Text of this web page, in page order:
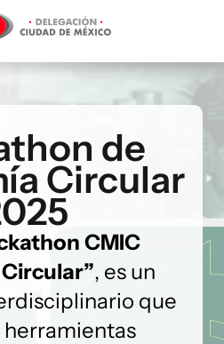
de
Circular
CMIC
, es un
que